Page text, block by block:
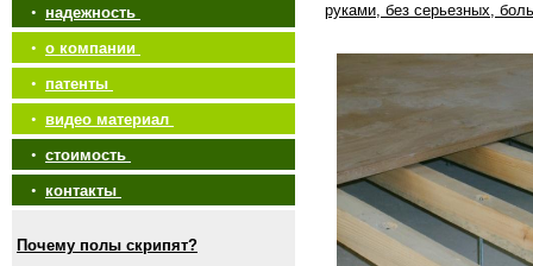
• надежность
• о компании
• патенты
• видео материал
• стоимость
• контакты
Почему полы скрипят?
руками, без серьезных,